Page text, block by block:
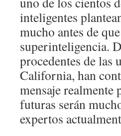
inteligentes
mucho antes de
superinteligencia.
procedentes de las
California, han
mensaje realmente
futuras serán
expertos